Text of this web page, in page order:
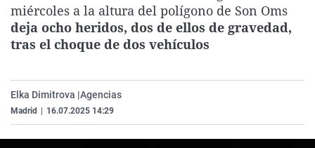
La rosa de los vientos
Gente viajera
Caso
Retornados
Operación Viuda
Extremadura
Galicia
Navarra
Virales
Televisión
miércoles a la altura del polígono de Son Oms
deja ocho heridos, dos de ellos de gravedad,
tras el choque de dos vehículos
Elka Dimitrova |Agencias
Madrid 16.07.2025 14:29